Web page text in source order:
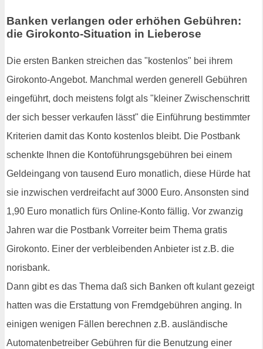
Banken verlangen oder erhöhen Gebühren:
die Girokonto-Situation in Lieberose
Die ersten Banken streichen das "kostenlos" bei ihrem
Girokonto-Angebot. Manchmal werden generell Gebühren
eingeführt, doch meistens folgt als "kleiner Zwischenschritt
der sich besser verkaufen lässt" die Einführung bestimmter
Kriterien damit das Konto kostenlos bleibt. Die Postbank
schenkte Ihnen die Kontoführungsgebühren bei einem
Geldeingang von tausend Euro monatlich, diese Hürde hat
sie inzwischen verdreifacht auf 3000 Euro. Ansonsten sind
1,90 Euro monatlich fürs Online-Konto fällig. Vor zwanzig
Jahren war die Postbank Vorreiter beim Thema gratis
Girokonto. Einer der verbleibenden Anbieter ist z.B. die
norisbank.
Dann gibt es das Thema daß sich Banken oft kulant gezeigt
hatten was die Erstattung von Fremdgebühren anging. In
einigen wenigen Fällen berechnen z.B. ausländische
Automatenbetreiber Gebühren für die Benutzung einer